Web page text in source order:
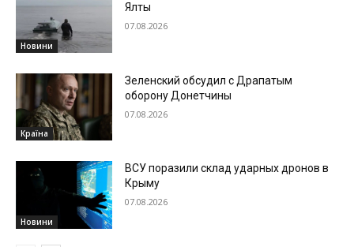
Новини
Ялты
07.08.2026
Країна
Зеленский обсудил с Драпатым
оборону Донетчины
07.08.2026
Новини
ВСУ поразили склад ударных дронов в
Крыму
07.08.2026